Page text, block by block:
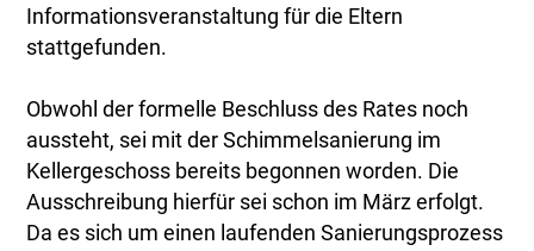
Informationsveranstaltung für die Eltern
stattgefunden.
Obwohl der formelle Beschluss des Rates noch
aussteht, sei mit der Schimmelsanierung im
Kellergeschoss bereits begonnen worden. Die
Ausschreibung hierfür sei schon im März erfolgt.
Da es sich um einen laufenden Sanierungsprozess